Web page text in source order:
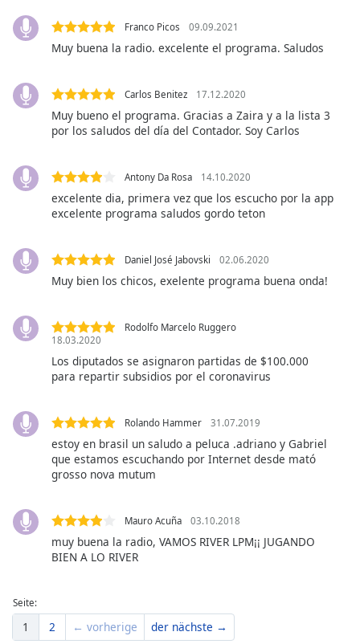
off
,
selected
Track
This
window.
Beginning
dialog
window.
and
close
Color
Text
Background
Franco Picos 09.09.2021
Muy buena la radio. excelente el programa. Saludos
Carlos Benitez 17.12.2020
Muy bueno el programa. Gracias a Zaira y a la lista 3
por los saludos del día del Contador. Soy Carlos
Antony Da Rosa 14.10.2020
excelente dia, primera vez que los escucho por la app
excelente programa saludos gordo teton
Daniel José Jabovski 02.06.2020
Muy bien los chicos, exelente programa buena onda!
Rodolfo Marcelo Ruggero
18.03.2020
Los diputados se asignaron partidas de $100.000
para repartir subsidios por el coronavirus
Rolando Hammer 31.07.2019
estoy en brasil un saludo a peluca .adriano y Gabriel
que estamos escuchando por Internet desde mató
grosso nova mutum
Mauro Acuña 03.10.2018
muy buena la radio, VAMOS RIVER LPM¡¡ JUGANDO
BIEN A LO RIVER
Seite:
1 2 ← vorherige der nächste →